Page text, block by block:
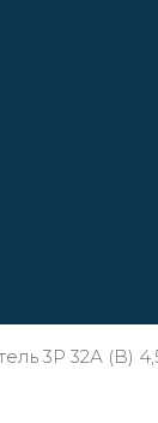
3P 32А (В)